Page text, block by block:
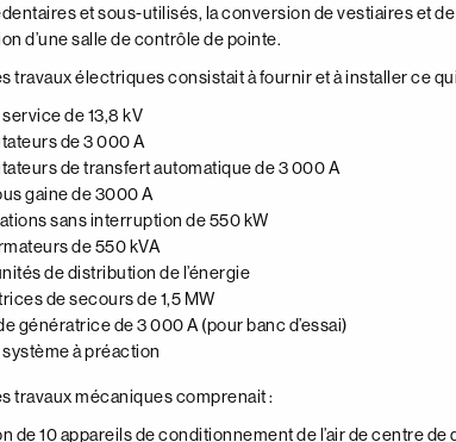
et sous-utilisés, la conversion de vestiaires et
d’une salle de contrôle de pointe.
travaux électriques consistait à fournir et à installer ce
de 13,8 kV
de 3 000 A
de transfert automatique de 3 000 A
gaine de 3000 A
sans interruption de 550 kW
de 550 kVA
de distribution de l’énergie
de secours de 1,5 MW
génératrice de 3 000 A (pour banc d’essai)
à préaction
travaux mécaniques comprenait :
de 10 appareils de conditionnement de l’air de centre